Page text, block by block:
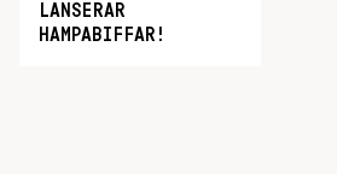
LANSERAR
HAMPABIFFAR!